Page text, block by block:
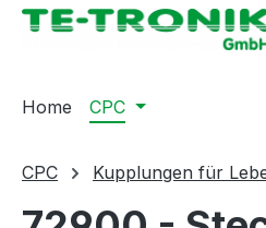
Zur
Home CPC
CPC Kupplungen für